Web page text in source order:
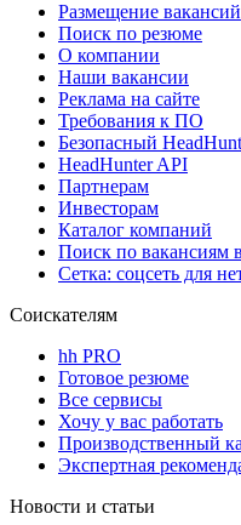
Размещение вакансий
Поиск по резюме
О компании
Наши вакансии
Реклама на сайте
Требования к ПО
Безопасный
HeadHunter API
Партнерам
Инвесторам
Каталог компаний
Поиск по вакансиям
Сетка: соцсеть для
Соискателям
hh PRO
Готовое резюме
Все сервисы
Хочу у вас работать
Производственный
Экспертная
Новости и статьи